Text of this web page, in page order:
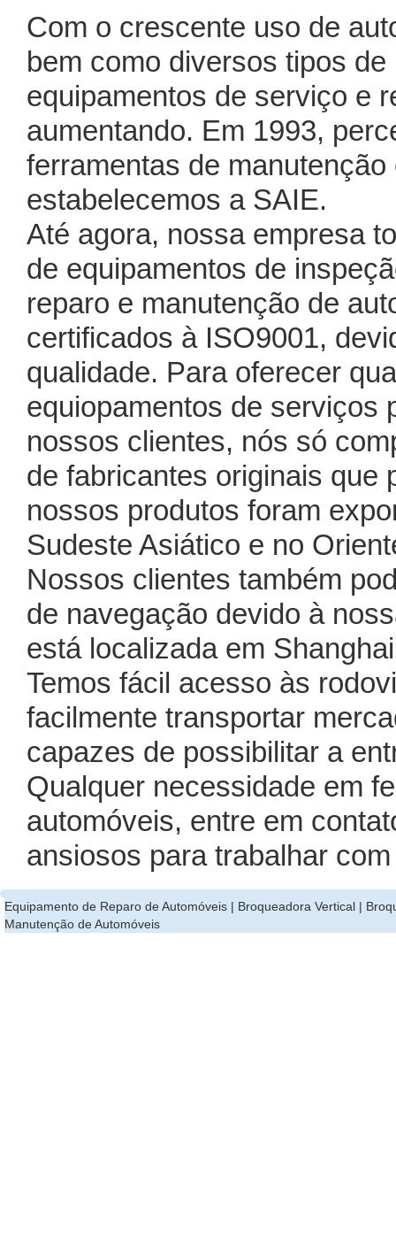
Com o crescente uso de
bem como diversos tipos
equipamentos de serviço e
aumentando. Em 1993,
ferramentas de
estabelecemos a SAIE.
Até agora, nossa empresa
de equipamentos de
reparo e manutenção de
certificados à ISO9001,
qualidade. Para oferecer
equiopamentos de serviços
nossos clientes, nós só
de fabricantes originais que
nossos produtos foram
Sudeste Asiático e no
Nossos clientes também
de navegação devido à
está localizada em
Temos fácil acesso às
facilmente transportar
capazes de possibilitar a
Qualquer necessidade em
automóveis, entre em
ansiosos para trabalhar
Equipamento de Reparo de Automóveis | Broqueadora Vertical |
Manutenção de Automóveis